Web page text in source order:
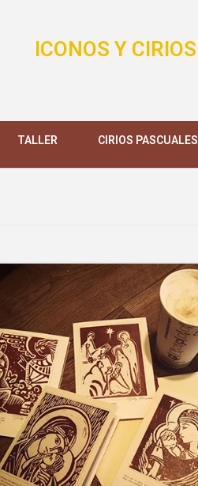
ICONOS Y CIRIOS
TALLER CIRIOS PASCUALES